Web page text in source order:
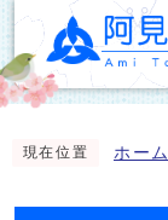
現在位置 ホーム